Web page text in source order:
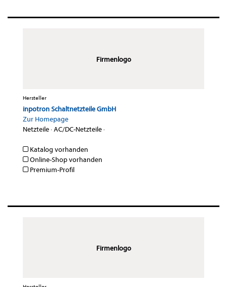
Firmenlogo
Hersteller
inpotron Schaltnetzteile GmbH
Zur Homepage
Netzteile·AC/DC-Netzteile·
Katalog vorhanden
Online-Shop vorhanden
Premium-Profil
Firmenlogo